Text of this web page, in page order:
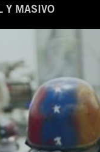
Y MASIVO